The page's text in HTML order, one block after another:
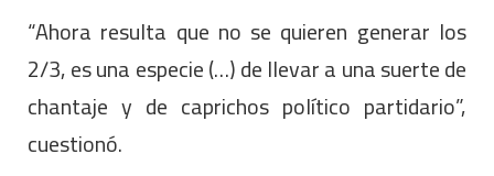
“Ahora resulta que no se quieren generar los
2/3, es una especie (…) de llevar a una suerte de
chantaje y de caprichos político partidario”,
cuestionó.